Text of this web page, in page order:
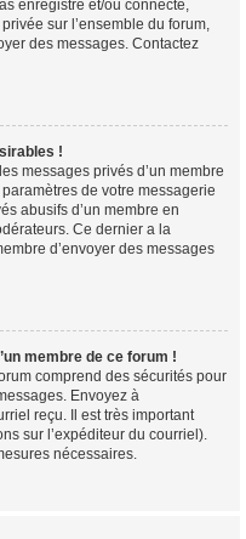
enregistré et/ou connecté,
sur l’ensemble du forum,
des messages. Contactez
!
messages privés d’un membre
de votre messagerie
abusifs d’un membre en
Ce dernier a la
d’envoyer des messages
membre de ce forum !
comprend des sécurités pour
Envoyez à
reçu. Il est très important
sur l’expéditeur du courriel).
nécessaires.